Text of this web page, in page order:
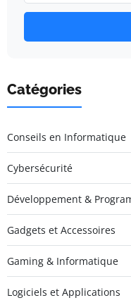
Catégories
Conseils en Informatique
Cybersécurité
Développement &
Gadgets et Accessoires
Gaming & Informatique
Logiciels et Applications